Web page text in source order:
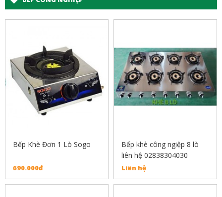
Bếp Khè Đơn 1 Lò Sogo
690.000đ
Bếp khè công ngiệp 8 lò
liên hệ 02838304030
Liên hệ